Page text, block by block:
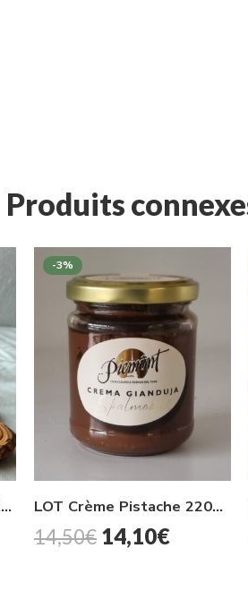
Produits
Confiture artisanale Châtaigne 500g
-3%
LOT Crème Pistache 220G et Pate à Tartiner GIANDUJA 200G
14,50€ 14,10€